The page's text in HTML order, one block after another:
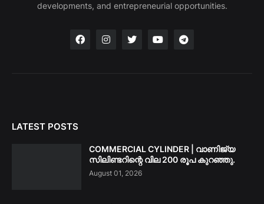
developments, and entrepreneurial opportunities.
LATEST POSTS
COMMERCIAL CYLINDER | വാണിജ്യ
സിലിണ്ടറിന്റെ വില 200 രൂപ കുറഞ്ഞു.
August 01, 2026